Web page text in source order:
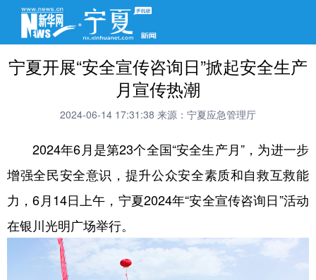
宁夏开展“安全宣传咨询日”掀起安全生产
月宣传热潮
2024-06-14 17:31:38 来源：宁夏应急管理厅
2024年6月是第23个全国“安全生产月”，为进一步
增强全民安全意识，提升公众安全素质和自救互救能
力，6月14日上午，宁夏2024年“安全宣传咨询日”活动
在银川光明广场举行。